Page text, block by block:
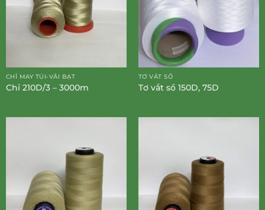
CHỈ MAY TÚI-VẢI BẠT
Chỉ 210D/3 – 3000m
TƠ VẮT SỔ
Tơ vắt sổ 150D, 75D